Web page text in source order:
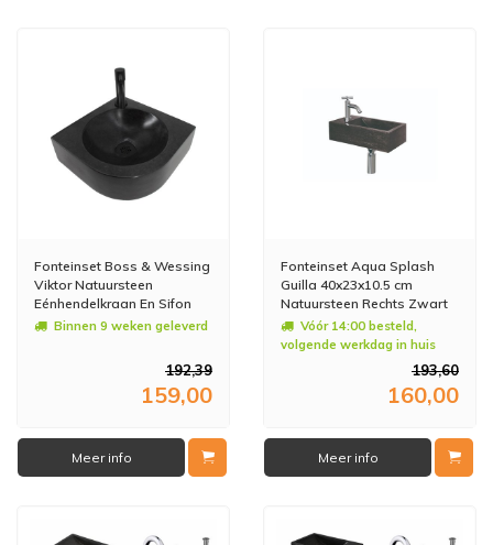
Fonteinset Boss & Wessing
Viktor Natuursteen
Eénhendelkraan En Sifon
30x30x10 cm Mat Zwart
Binnen 9 weken geleverd
192,39
159,00
Meer info
Fonteinset Aqua Splash
Guilla 40x23x10.5 cm
Natuursteen Rechts Zwart
Vóór 14:00 besteld,
volgende werkdag in huis
193,60
160,00
Meer info